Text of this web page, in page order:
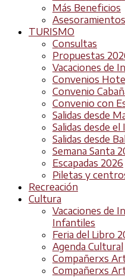
Más Beneficios
TURISMO
Consultas
Propuestas
Vacaciones de
Convenios
Convenio
Convenio con
Salidas desde
Salidas desde
Salidas desde
Semana Santa
Escapadas 2026
Piletas y
Recreación
Cultura
Vacaciones de
Infantiles
Feria del Libro
Agenda Cultural
Compañerxs
Compañerxs